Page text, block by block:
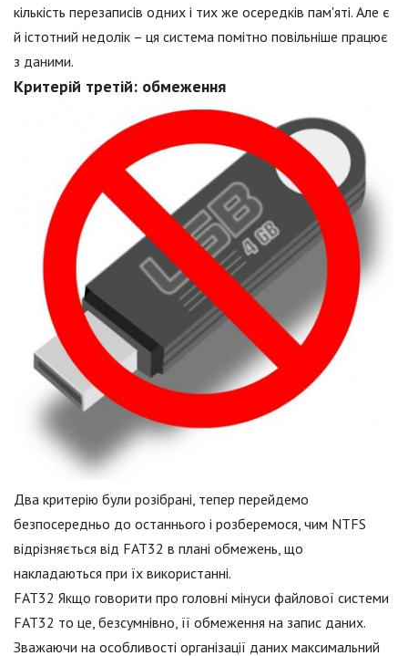
кількість перезаписів одних і тих же осередків пам'яті. Але є
й істотний недолік – ця система помітно повільніше працює
з даними.
Критерій третій: обмеження
Два критерію були розібрані, тепер перейдемо
безпосередньо до останнього і розберемося, чим NTFS
відрізняється від FAT32 в плані обмежень, що
накладаються при їх використанні.
FAT32 Якщо говорити про головні мінуси файлової системи
FAT32 то це, безсумнівно, її обмеження на запис даних.
Зважаючи на особливості організації даних максимальний